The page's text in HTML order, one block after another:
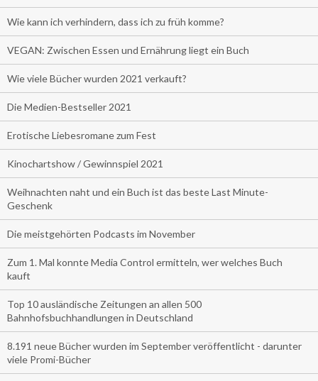
Wie kann ich verhindern, dass ich zu früh komme?
VEGAN: Zwischen Essen und Ernährung liegt ein Buch
Wie viele Bücher wurden 2021 verkauft?
Die Medien-Bestseller 2021
Erotische Liebesromane zum Fest
Kinochartshow / Gewinnspiel 2021
Weihnachten naht und ein Buch ist das beste Last Minute-
Geschenk
Die meistgehörten Podcasts im November
Zum 1. Mal konnte Media Control ermitteln, wer welches Buch
kauft
Top 10 ausländische Zeitungen an allen 500
Bahnhofsbuchhandlungen in Deutschland
8.191 neue Bücher wurden im September veröffentlicht - darunter
viele Promi-Bücher